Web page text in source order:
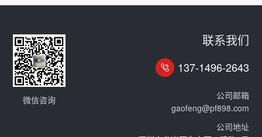
微信咨询
联系我们
137-1496-2643
公司邮箱
gaofeng@pf898.com
公司地址